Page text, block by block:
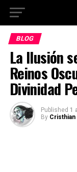
BLOG
La Ilusión
Reinos
Divinidad
Published 1
By